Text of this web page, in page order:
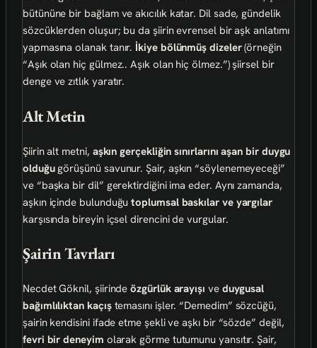
bütününe bir bağlam ve akıcılık katar. Dil sade, gündelik
sözcüklerden oluşur; bu da şiirin evrensel bir aşk anlatımı
yapmasına olanak tanır. İkiye bölünmüş dizeler(örneğin
“Aşık olan hiç gülmez.. Aşık olan hiç ölmez.”) şiirsel bir
denge ve zıtlık yaratır.
Alt Metin
Şiirin alt metni, aşkın gerçekliğin sınırlarını aşan bir duygu
olduğugörüşünü savunur. Şair, aşkın “söylenemeyeceği”
ve “başka bir dil” gerektirdiğini ima eder. Aynı zamanda,
aşkın içinde bulunduğutoplumsal baskılar ve yargılar
karşısında bireyin içsel direncini de vurgular.
Şairin Tavrları
Necdet Göknil, şiirindeözgürlük arayışı ve duygusal
bağımlılıktan kaçıştemasını işler. “Demedim” sözcüğü,
şairin kendisini ifade etme şekli ve aşkı bir “sözde” değil,
fevri bir deneyim olarak görme tutumunu yansıtır. Şair,